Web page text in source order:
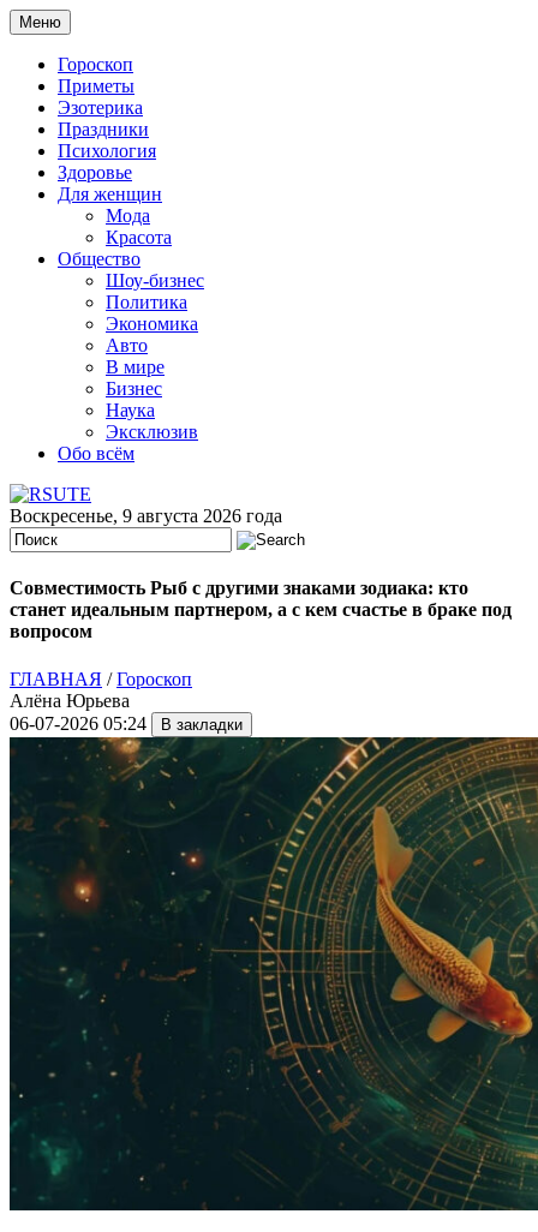
Меню
Гороскоп
Приметы
Эзотерика
Праздники
Психология
Здоровье
Для женщин
Мода
Красота
Общество
Шоу-бизнес
Политика
Экономика
Авто
В мире
Бизнес
Наука
Эксклюзив
Обо всём
Воскресенье, 9 августа 2026 года
Совместимость Рыб с другими знаками зодиака: кто
станет идеальным партнером, а с кем счастье в браке под
вопросом
ГЛАВНАЯ /Гороскоп
Алёна Юрьева
06-07-2026 05:24